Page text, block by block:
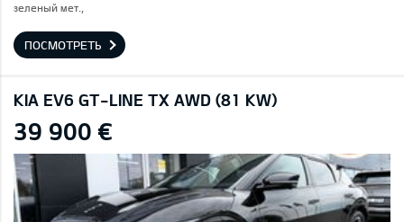
зеленый мет.,
ПОСМОТРЕТЬ
KIA EV6 GT-LINE TX AWD (81 KW)
39 900 €